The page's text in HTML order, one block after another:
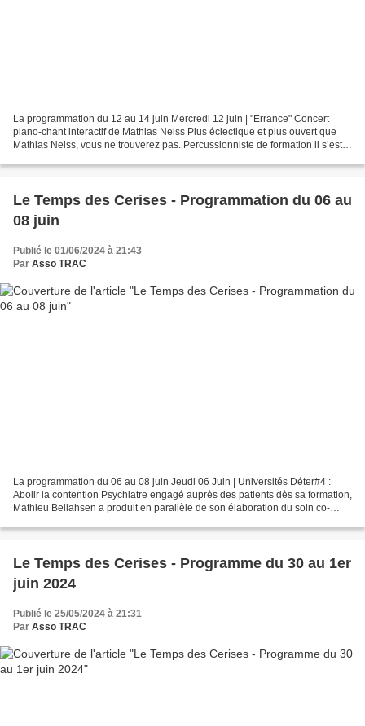
La programmation du 12 au 14 juin Mercredi 12 juin | "Errance" Concert
piano-chant interactif de Mathias Neiss Plus éclectique et plus ouvert que
Mathias Neiss, vous ne trouverez pas. Percussionniste de formation il s’est
Le Temps des Cerises - Programmation du 06 au
08 juin
Publié le 01/06/2024 à 21:43
Par Asso TRAC
La programmation du 06 au 08 juin Jeudi 06 Juin | Universités Déter#4 :
Abolir la contention Psychiatre engagé auprès des patients dès sa formation,
Mathieu Bellahsen a produit en parallèle de son élaboration du soin co-
Le Temps des Cerises - Programme du 30 au 1er
juin 2024
Publié le 25/05/2024 à 21:31
Par Asso TRAC